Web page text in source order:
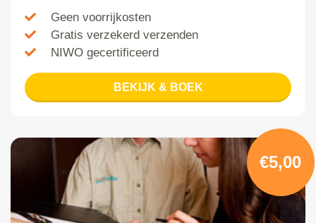
Geen voorrijkosten
Gratis verzekerd verzenden
NIWO gecertificeerd
BEKIJK & BOEK
€5,00